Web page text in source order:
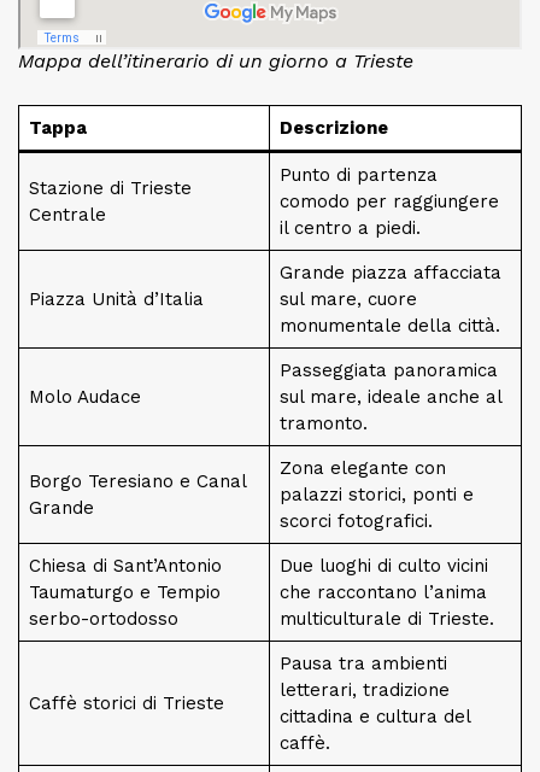
Mappa dell’itinerario di un giorno a Trieste
Tappa Descrizione
Stazione di Trieste
Centrale
Punto di partenza
comodo per raggiungere
il centro a piedi.
Piazza Unità d’Italia
Grande piazza affacciata
sul mare, cuore
monumentale della città.
Molo Audace
Passeggiata panoramica
sul mare, ideale anche al
tramonto.
Borgo Teresiano e Canal
Grande
Zona elegante con
palazzi storici, ponti e
scorci fotografici.
Chiesa di Sant’Antonio
Taumaturgo e Tempio
serbo-ortodosso
Due luoghi di culto vicini
che raccontano l’anima
multiculturale di Trieste.
Caffè storici di Trieste
Pausa tra ambienti
letterari, tradizione
cittadina e cultura del
caffè.